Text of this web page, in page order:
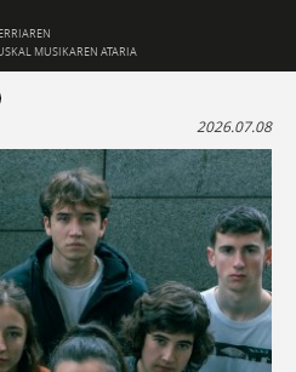
MUSIKAREN ATARIA
2026.07.08